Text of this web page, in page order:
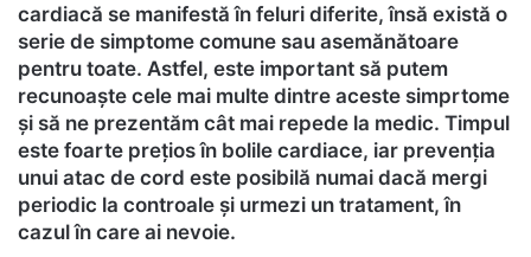
cardiacă se manifestă în feluri diferite, însă există o
serie de simptome comune sau asemănătoare
pentru toate. Astfel, este important să putem
recunoaște cele mai multe dintre aceste simprtome
și să ne prezentăm cât mai repede la medic. Timpul
este foarte prețios în bolile cardiace, iar prevenția
unui atac de cord este posibilă numai dacă mergi
periodic la controale și urmezi un tratament, în
cazul în care ai nevoie.